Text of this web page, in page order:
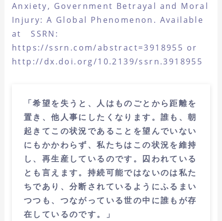
Anxiety, Government Betrayal and Moral
Injury: A Global Phenomenon. Available
at SSRN:
https://ssrn.com/abstract=3918955 or
http://dx.doi.org/10.2139/ssrn.3918955
「希望を失うと、人はものごとから距離を
置き、他人事にしたくなります。誰も、朝
起きてこの状況であることを望んでいない
にもかかわらず、私たちはこの状況を維持
し、再生産しているのです。囚われている
とも言えます。持続可能ではないのは私た
ちであり、分断されているようにふるまい
つつも、つながっている世の中に誰もが存
在しているのです。」